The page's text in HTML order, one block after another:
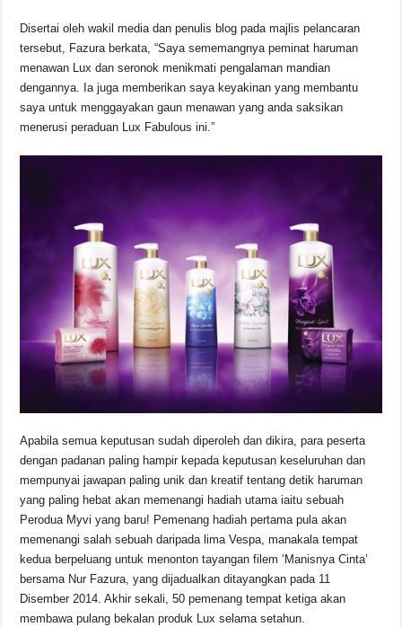
Disertai oleh wakil media dan penulis blog pada majlis pelancaran
tersebut, Fazura berkata, “Saya sememangnya peminat haruman
menawan Lux dan seronok menikmati pengalaman mandian
dengannya. Ia juga memberikan saya keyakinan yang membantu
saya untuk menggayakan gaun menawan yang anda saksikan
menerusi peraduan Lux Fabulous ini.”
Apabila semua keputusan sudah diperoleh dan dikira, para peserta
dengan padanan paling hampir kepada keputusan keseluruhan dan
mempunyai jawapan paling unik dan kreatif tentang detik haruman
yang paling hebat akan memenangi hadiah utama iaitu sebuah
Perodua Myvi yang baru! Pemenang hadiah pertama pula akan
memenangi salah sebuah daripada lima Vespa, manakala tempat
kedua berpeluang untuk menonton tayangan filem ‘Manisnya Cinta’
bersama Nur Fazura, yang dijadualkan ditayangkan pada 11
Disember 2014. Akhir sekali, 50 pemenang tempat ketiga akan
membawa pulang bekalan produk Lux selama setahun.